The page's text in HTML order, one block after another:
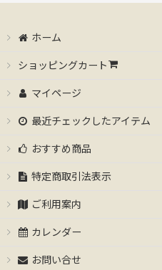
ホーム
ショッピングカート
マイページ
最近チェックしたアイテム
おすすめ商品
特定商取引法表示
ご利用案内
カレンダー
お問い合せ